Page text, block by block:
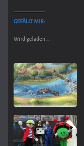
GEFÄLLT MIR:
Wird geladen …